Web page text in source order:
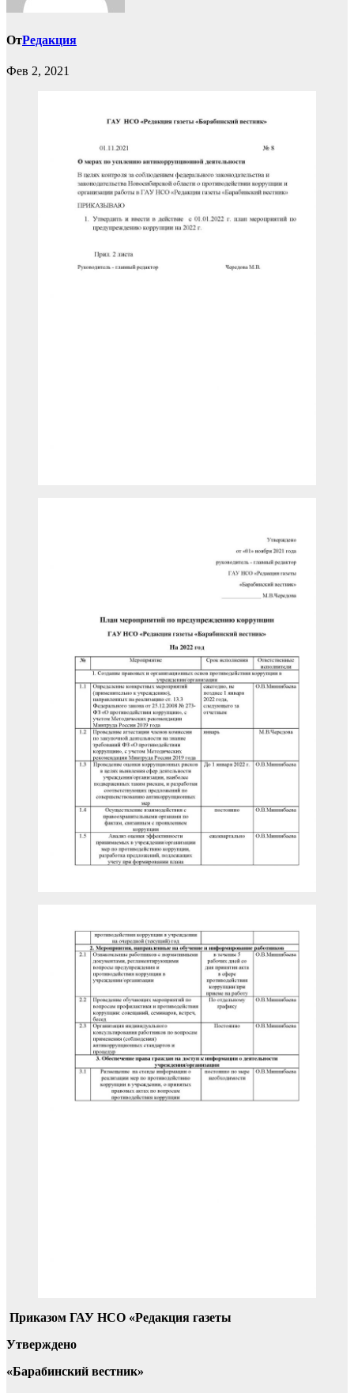
ОтРедакция
Фев 2, 2021
Приказом ГАУ НСО «Редакция газеты
Утверждено
«Барабинский вестник»